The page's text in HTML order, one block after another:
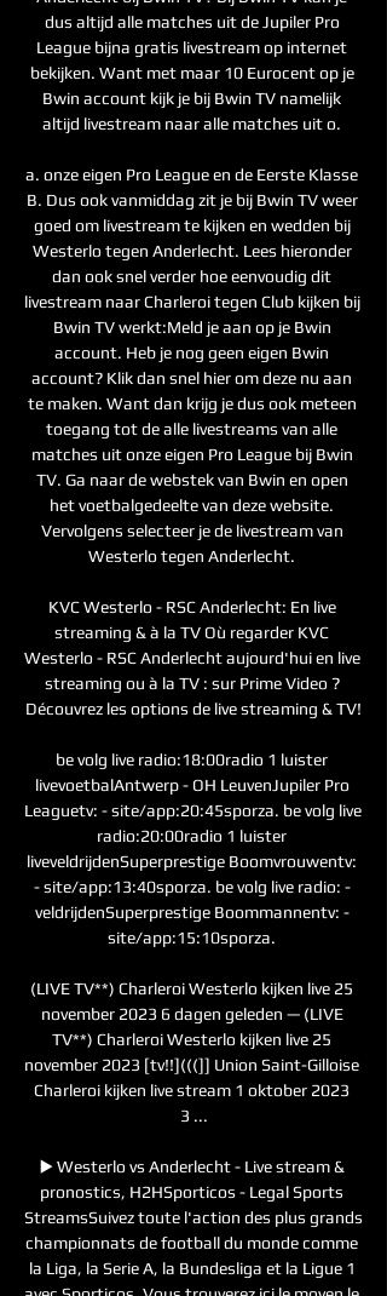
dus altijd alle matches uit de Jupiler Pro
League bijna gratis livestream op internet
bekijken. Want met maar 10 Eurocent op je
Bwin account kijk je bij Bwin TV namelijk
altijd livestream naar alle matches uit o.
a. onze eigen Pro League en de Eerste Klasse
B. Dus ook vanmiddag zit je bij Bwin TV weer
goed om livestream te kijken en wedden bij
Westerlo tegen Anderlecht. Lees hieronder
dan ook snel verder hoe eenvoudig dit
livestream naar Charleroi tegen Club kijken bij
Bwin TV werkt:Meld je aan op je Bwin
account. Heb je nog geen eigen Bwin
account? Klik dan snel hier om deze nu aan
te maken. Want dan krijg je dus ook meteen
toegang tot de alle livestreams van alle
matches uit onze eigen Pro League bij Bwin
TV. Ga naar de webstek van Bwin en open
het voetbalgedeelte van deze website.
Vervolgens selecteer je de livestream van
Westerlo tegen Anderlecht.
KVC Westerlo - RSC Anderlecht: En live
streaming & à la TV Où regarder KVC
Westerlo - RSC Anderlecht aujourd'hui en live
streaming ou à la TV : sur Prime Video ?
Découvrez les options de live streaming & TV!
be volg live radio:18:00radio 1 luister
livevoetbalAntwerp - OH LeuvenJupiler Pro
Leaguetv: - site/app:20:45sporza. be volg live
radio:20:00radio 1 luister
liveveldrijdenSuperprestige Boomvrouwentv:
- site/app:13:40sporza. be volg live radio: -
veldrijdenSuperprestige Boommannentv: -
site/app:15:10sporza.
(LIVE TV**) Charleroi Westerlo kijken live 25
november 2023 6 dagen geleden — (LIVE
TV**) Charleroi Westerlo kijken live 25
november 2023 [tv!!](((]] Union Saint-Gilloise
Charleroi kijken live stream 1 oktober 2023
3 ...
▶️ Westerlo vs Anderlecht - Live stream &
pronostics, H2HSporticos - Legal Sports
StreamsSuivez toute l'action des plus grands
championnats de football du monde comme
la Liga, la Serie A, la Bundesliga et la Ligue 1